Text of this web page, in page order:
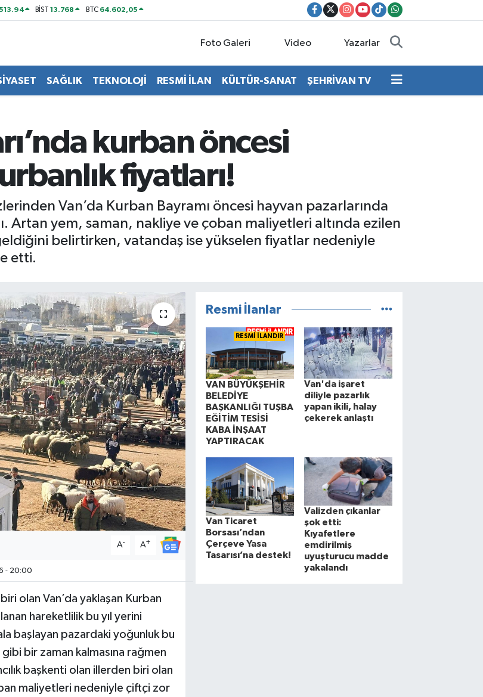
BİST13.768 BTC 64.602,05
Foto Galeri Video Yazarlar
SAĞLIK TEKNOLOJİ RESMİ İLAN KÜLTÜR-SANAT ŞEHRİVAN TV
kurban öncesi
fiyatları!
Van’da Kurban Bayramı öncesi hayvan pazarlarında
Artan yem, saman, nakliye ve çoban maliyetleri altında ezilen
belirtirken, vatandaş ise yükselen fiyatlar nedeniyle
etti.
A- A+
- 20:00
olan Van’da yaklaşan Kurban
hareketlilik bu yıl yerini
başlayan pazardaki yoğunluk bu
bir zaman kalmasına rağmen
başkenti olan illerden biri olan
maliyetleri nedeniyle çiftçi zor
Resmi İlanlar
RESMİ İLANDIR
VAN BÜYÜKŞEHİR
BELEDİYE
BAŞKANLIĞI TUŞBA
EĞİTİM TESİSİ
KABA İNŞAAT
YAPTIRACAK
Van'da işaret
diliyle pazarlık
yapan ikili, halay
çekerek anlaştı
Van Ticaret
Borsası’ndan
Çerçeve Yasa
Tasarısı’na destek!
Valizden çıkanlar
şok etti:
Kıyafetlere
emdirilmiş
uyuşturucu madde
yakalandı